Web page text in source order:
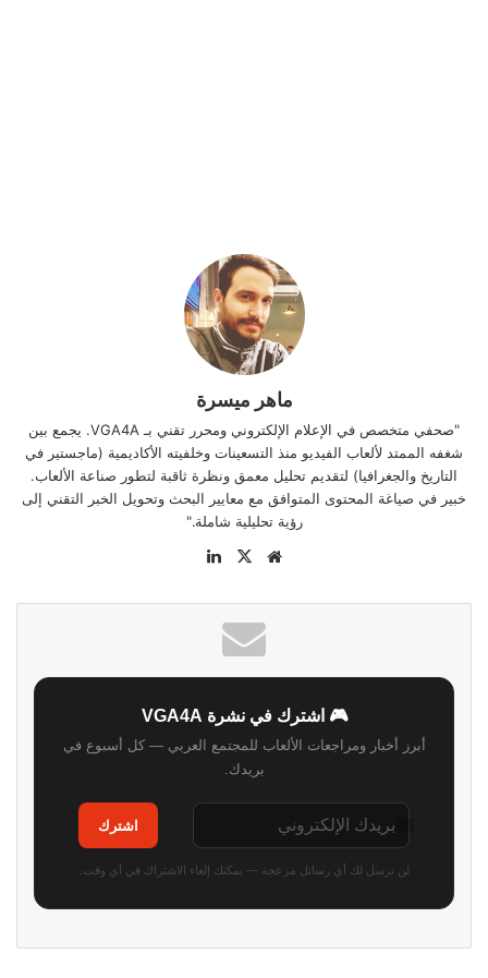
ماهر ميسرة
"صحفي متخصص في الإعلام الإلكتروني ومحرر تقني بـ VGA4A. يجمع بين
شغفه الممتد لألعاب الفيديو منذ التسعينات وخلفيته الأكاديمية (ماجستير في
التاريخ والجغرافيا) لتقديم تحليل معمق ونظرة ثاقبة لتطور صناعة الألعاب.
خبير في صياغة المحتوى المتوافق مع معايير البحث وتحويل الخبر التقني إلى
رؤية تحليلية شاملة."
موقع
‫X
🎮 اشترك في نشرة VGA4A
أبرز أخبار ومراجعات الألعاب للمجتمع العربي — كل أسبوع في
بريدك.
اشترك
لن نرسل لك أي رسائل مزعجة — يمكنك إلغاء الاشتراك في أي وقت.